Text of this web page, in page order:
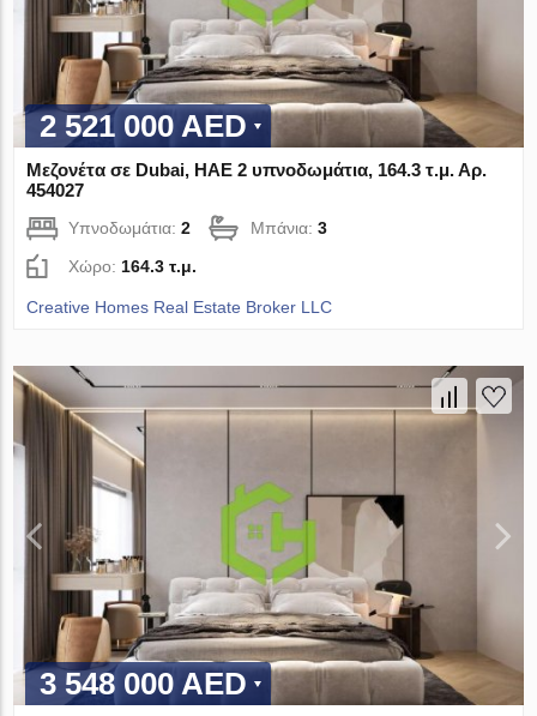
2 521 000 AED
Μεζονέτα σε Dubai, ΗΑΕ 2 υπνοδωμάτια, 164.3 τ.μ. Αρ.
454027
Υπνοδωμάτια:2 Μπάνια:3
Χώρο: 164.3 τ.μ.
Creative Homes Real Estate Broker LLC
3 548 000 AED